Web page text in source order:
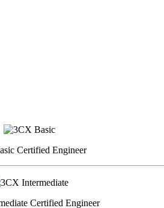
Certified Engineer
Certified Engineer